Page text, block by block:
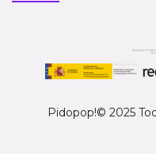
Pidopop!© 2025